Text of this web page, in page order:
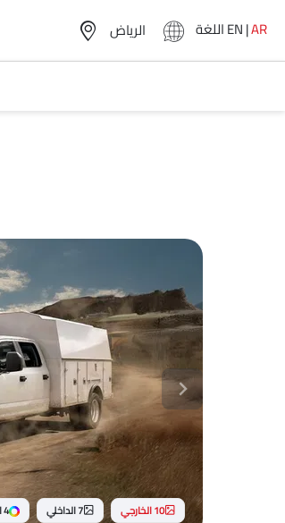
اللغةEN|AR
10 الخارجي 7 الداخلي 4 الألوان